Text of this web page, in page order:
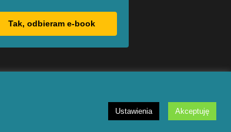
Tak, odbieram e-book
Ustawienia Akceptuję